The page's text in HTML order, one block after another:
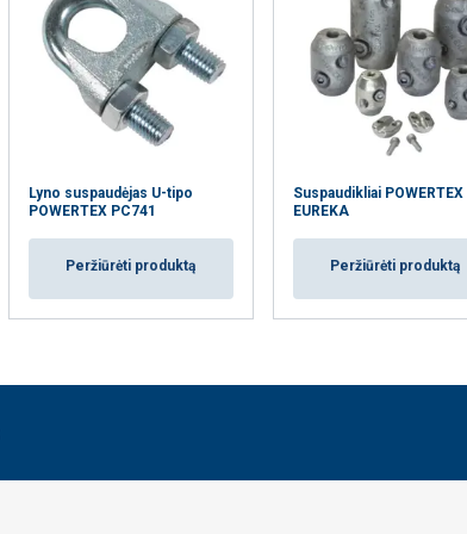
Lyno suspaudėjas U-tipo
POWERTEX PC741
Peržiūrėti produktą
Suspaudikliai POWERTEX
EUREKA
Peržiūrėti produktą